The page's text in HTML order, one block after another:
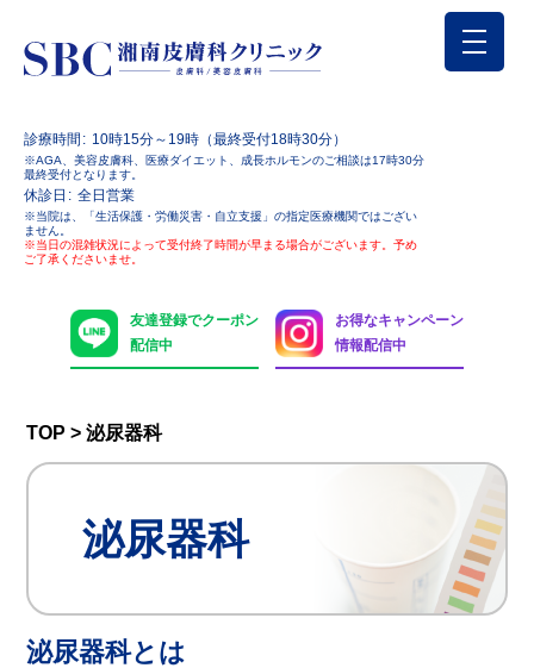
診療時間 10時15分～19時（最終受付18時30分）
※AGA、美容皮膚科、医療ダイエット、成長ホルモンのご相談は17時30分
最終受付となります。
休診日 全日営業
※当院は、「生活保護・労働災害・自立支援」の指定医療機関ではござい
ません。
※当日の混雑状況によって受付終了時間が早まる場合がございます。予め
ご了承くださいませ。
友達登録でクーポン
配信中
お得なキャンペーン
情報配信中
TOP >泌尿器科
泌尿器科
泌尿器科とは